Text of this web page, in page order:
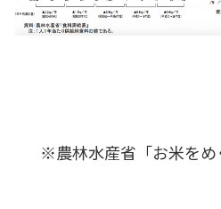
※農林水産省「お米をめ